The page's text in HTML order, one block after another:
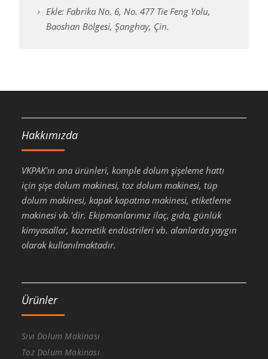
Ekle: Fabrika No. 6, No. 477 Tie Feng Yolu,
Baoshan Bölgesi, Şanghay, Çin.
Hakkımızda
VKPAK'ın ana ürünleri, komple dolum şişeleme hattı
için şişe dolum makinesi, toz dolum makinesi, tüp
dolum makinesi, kapak kapatma makinesi, etiketleme
makinesi vb.'dir. Ekipmanlarımız ilaç, gıda, günlük
kimyasallar, kozmetik endüstrileri vb. alanlarda yaygın
olarak kullanılmaktadır.
Ürünler
Sıvı Dolum Makinası
Toz Dolum Makinası